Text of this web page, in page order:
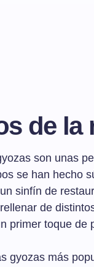
de la
son unas
se han hecho
sinfín de
de
primer toque de
gyozas más